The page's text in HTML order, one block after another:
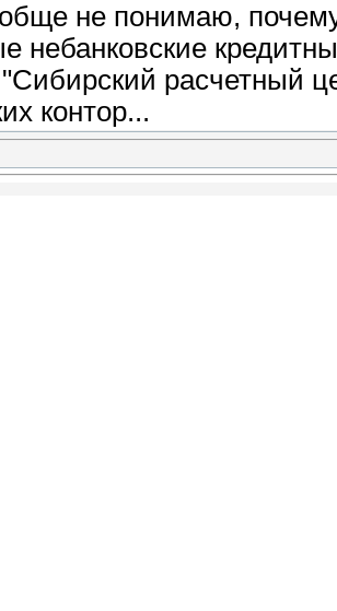
не понимаю,
небанковские
"Сибирский расчетный
контор...